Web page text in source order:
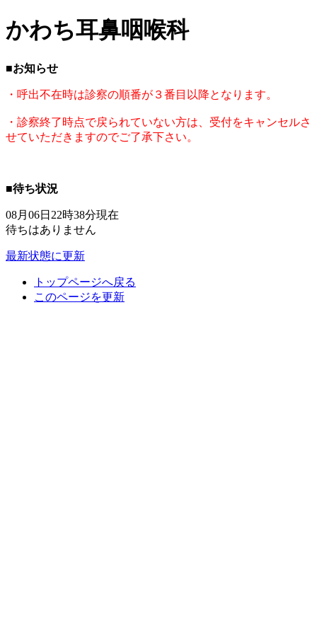
かわち耳鼻咽喉科
■お知らせ
・呼出不在時は診察の順番が３番目以降となります。
・診察終了時点で戻られていない方は、受付をキャンセルさ
せていただきますのでご了承下さい。
■待ち状況
08月06日22時38分現在
待ちはありません
最新状態に更新
トップページへ戻る
このページを更新